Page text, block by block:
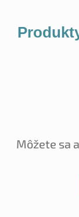
Môžete sa